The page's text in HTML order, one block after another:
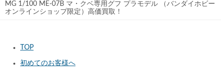
MG 1/100 ME-07B マ・クベ専用グフ プラモデル （バンダイホビー
オンラインショップ限定）高価買取！
TOP
初めてのお客様へ